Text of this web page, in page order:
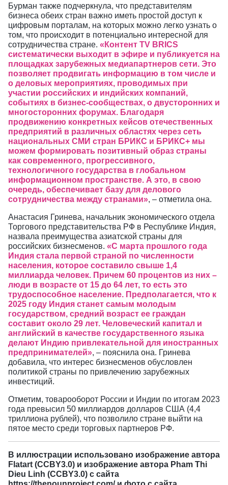
Бурман также подчеркнула, что представителям
бизнеса обеих стран важно иметь простой доступ к
цифровым порталам, на которых можно легко узнать о
том, что происходит в потенциально интересной для
сотрудничества стране. «Контент TV BRICS
систематически выходит в эфире и публикуется на
площадках зарубежных медиапартнеров сети. Это
позволяет продвигать информацию в том числе и
о деловых мероприятиях, проводимых при
участии российских и индийских компаний,
событиях в бизнес-сообществах, о двусторонних и
многосторонних форумах. Благодаря
продвижению конкретных кейсов отечественных
предприятий в различных областях через сеть
национальных СМИ стран БРИКС и БРИКС+ мы
можем формировать позитивный образ страны
как современного, прогрессивного,
технологичного государства в глобальном
информационном пространстве. А это, в свою
очередь, обеспечивает базу для делового
сотрудничества между странами», – отметила она.
Анастасия Гринева, начальник экономического отдела
Торгового представительства РФ в Республике Индия,
назвала преимущества азиатской страны для
российских бизнесменов. «С марта прошлого года
Индия стала первой страной по численности
населения, которое составило свыше 1,4
миллиарда человек. Причем 60 процентов из них –
люди в возрасте от 15 до 64 лет, то есть это
трудоспособное население. Предполагается, что к
2025 году Индия станет самым молодым
государством, средний возраст ее граждан
составит около 29 лет. Человеческий капитал и
английский в качестве государственного языка
делают Индию привлекательной для иностранных
предпринимателей», – пояснила она. Гринева
добавила, что интерес бизнесменов обусловлен
политикой страны по привлечению зарубежных
инвестиций.
Отметим, товарооборот России и Индии по итогам 2023
года превысил 50 миллиардов долларов США (4,4
триллиона рублей), что позволило стране выйти на
пятое место среди торговых партнеров РФ.
В иллюстрации использовано изображение автора
Flatart (CCBY3.0) и изображение автора Pham Thi
Dieu Linh (CCBY3.0) с сайта